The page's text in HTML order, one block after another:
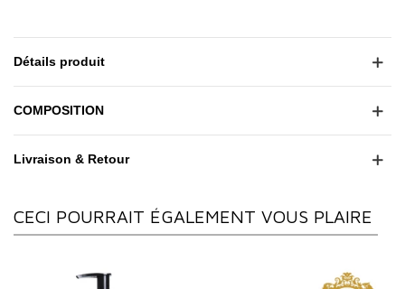
Détails produit
COMPOSITION
Livraison & Retour
CECI POURRAIT ÉGALEMENT VOUS PLAIRE